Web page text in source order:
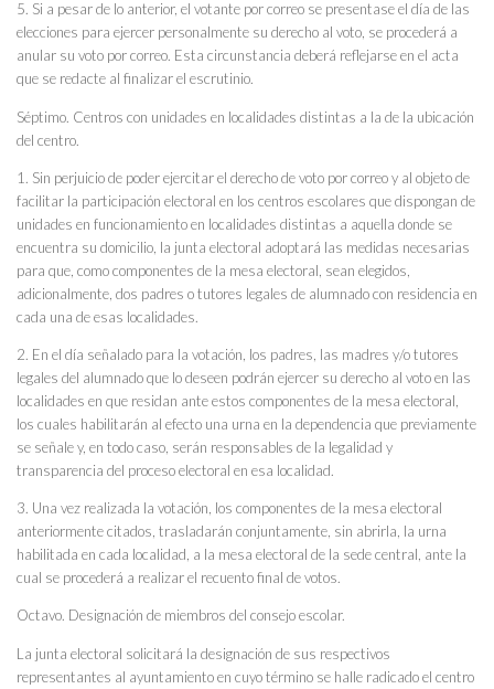
5. Si a pesar de lo anterior, el votante por correo se presentase el día de las
elecciones para ejercer personalmente su derecho al voto, se procederá a
anular su voto por correo. Esta circunstancia deberá reflejarse en el acta
que se redacte al finalizar el escrutinio.
Séptimo. Centros con unidades en localidades distintas a la de la ubicación
del centro.
1. Sin perjuicio de poder ejercitar el derecho de voto por correo y al objeto de
facilitar la participación electoral en los centros escolares que dispongan de
unidades en funcionamiento en localidades distintas a aquella donde se
encuentra su domicilio, la junta electoral adoptará las medidas necesarias
para que, como componentes de la mesa electoral, sean elegidos,
adicionalmente, dos padres o tutores legales de alumnado con residencia en
cada una de esas localidades.
2. En el día señalado para la votación, los padres, las madres y/o tutores
legales del alumnado que lo deseen podrán ejercer su derecho al voto en las
localidades en que residan ante estos componentes de la mesa electoral,
los cuales habilitarán al efecto una urna en la dependencia que previamente
se señale y, en todo caso, serán responsables de la legalidad y
transparencia del proceso electoral en esa localidad.
3. Una vez realizada la votación, los componentes de la mesa electoral
anteriormente citados, trasladarán conjuntamente, sin abrirla, la urna
habilitada en cada localidad, a la mesa electoral de la sede central, ante la
cual se procederá a realizar el recuento final de votos.
Octavo. Designación de miembros del consejo escolar.
La junta electoral solicitará la designación de sus respectivos
representantes al ayuntamiento en cuyo término se halle radicado el centro